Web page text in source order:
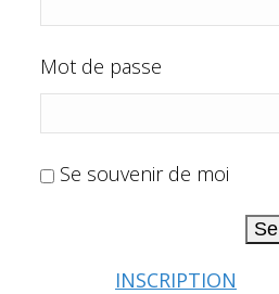
Mot de passe
Se souvenir de moi
INSCRIPTION